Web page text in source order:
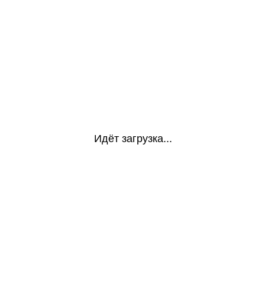
Идёт загрузка...